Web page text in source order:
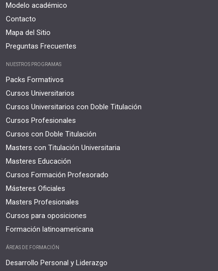
Modelo académico
Contacto
Mapa del Sitio
Preguntas Frecuentes
NUESTROS PROGRAMAS
Packs Formativos
Cursos Universitarios
Cursos Universitarios con Doble Titulación
Cursos Profesionales
Cursos con Doble Titulación
Masters con Titulación Universitaria
Masteres Educación
Cursos Formación Profesorado
Másteres Oficiales
Masters Profesionales
Cursos para oposiciones
Formación latinoamericana
ÁREAS DE FORMACIÓN
Desarrollo Personal y Liderazgo